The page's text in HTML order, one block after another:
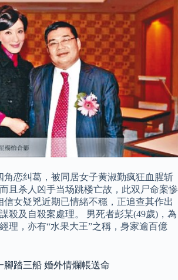
角恋纠葛，被同居女子黄淑勤疯狂血腥斩
且杀人凶手当场跳楼亡故，此双尸命案惨
信女疑兇近期已情緒不穩，正追查其作出
殺及自殺案處理。 男死者彭某(49歲)，為
理，亦有“水果大王”之稱，身家逾百億
腳踏三船 婚外情爛帳送命